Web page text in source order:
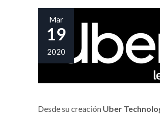
Mar
19
2020
Desde su creación Uber